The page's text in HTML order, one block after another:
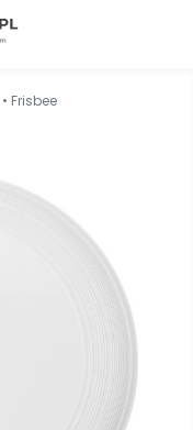
• Frisbee